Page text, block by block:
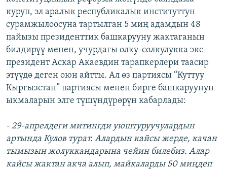
куруп, эл аралык республикалык институттун
сурамжылоосуна тартылган 5 миң адамдын 48
пайызы президенттик башкарууну жактаганын
билдирүү менен, учурдагы олку-солкулукка экс-
президент Аскар Акаевдин тарапкерлери таасир
этүүдө деген оюн айтты. Ал өз партиясы “Куттуу
Кыргызстан” партиясы менен бирге башкаруунун
ыкмаларын элге түшүндүрөрүн кабарлады:
- 29-апрелдеги митингди уюштуруучулардын
артында Кулов турат. Алардын кайсы жерде, качан
тымызын жолуккандарына чейин билебиз. Алар
кайсы жактан акча алып, майкаларды 50 миңдеп